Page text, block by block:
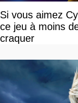
Si vous aimez
ce jeu à moins
craquer